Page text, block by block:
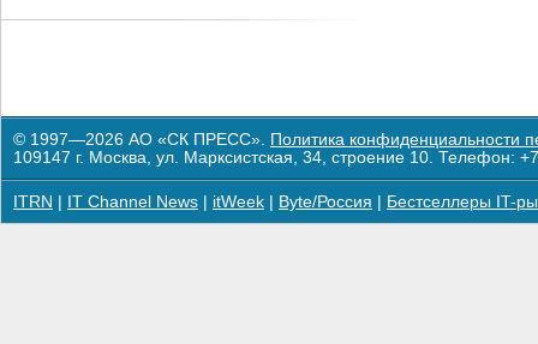
© 1997—2026 АО «СК ПРЕСС». Политика конфиденциальности
109147 г. Москва, ул. Марксистская, 34, строение 10. Телефон:
ITRN IT Channel News itWeek Byte/Россия Бестселлеры IT-